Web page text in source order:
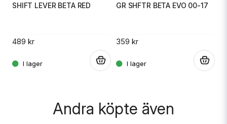
Ja, ni får publicera min fråga
Skicka fråga
SHIFT LEVER BETA RED
489 kr
GR SHFTR BETA EVO 00-17
359 kr
Andra köpte även